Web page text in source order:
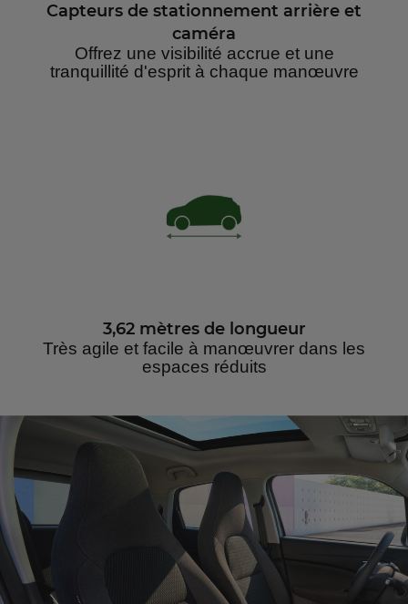
Capteurs de stationnement arrière et
caméra
Offrez une visibilité accrue et une
tranquillité d'esprit à chaque manœuvre
3,62 mètres de longueur
Très agile et facile à manœuvrer dans les
espaces réduits